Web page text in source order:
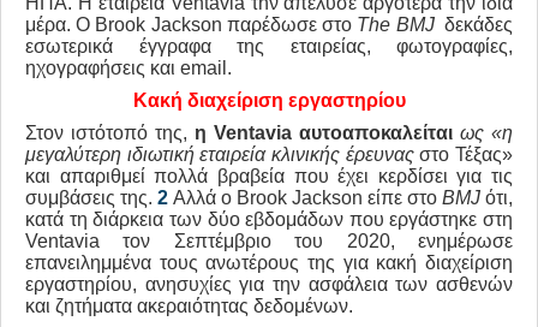
μέρα. Ο Brook Jackson παρέδωσε στο The BMJδεκάδες
εσωτερικά έγγραφα της εταιρείας, φωτογραφίες,
ηχογραφήσεις και email.
Κακή διαχείριση εργαστηρίου
Στον ιστότοπό της, η Ventavia αυτοαποκαλείται ως «η
μεγαλύτερη ιδιωτική εταιρεία κλινικής έρευναςστο Τέξας»
και απαριθμεί πολλά βραβεία που έχει κερδίσει για τις
συμβάσεις της. 2 Αλλά ο Brook Jackson είπε στο BMJ ότι,
κατά τη διάρκεια των δύο εβδομάδων που εργάστηκε στη
Ventavia τον Σεπτέμβριο του 2020, ενημέρωσε
επανειλημμένα τους ανωτέρους της για κακή διαχείριση
εργαστηρίου, ανησυχίες για την ασφάλεια των ασθενών
και ζητήματα ακεραιότητας δεδομένων.